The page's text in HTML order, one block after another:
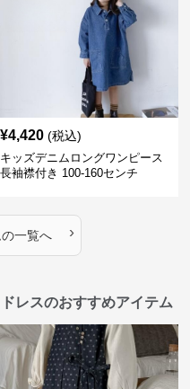
¥4,420 (税込)
キッズデニムロングワンピース
長袖襟付き 100-160センチ
一覧へ ›
レスのおすすめアイテム